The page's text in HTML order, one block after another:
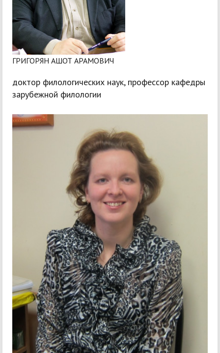
ГРИГОРЯН АШОТ АРАМОВИЧ
доктор филологических наук, профессор кафедры
зарубежной филологии